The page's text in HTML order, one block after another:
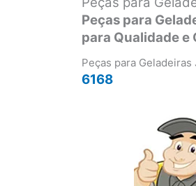
Peças para
para Qualidade e
Peças para
6168